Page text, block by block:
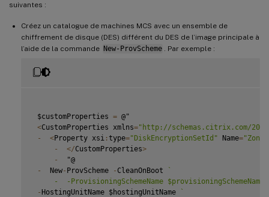
suivantes :
Créez un catalogue de machines MCS avec un ensemble de
chiffrement de disque (DES) différent du DES de l’image principale à
l’aide de la commande New-ProvScheme . Par exemple :
$customProperties = @"
<CustomProperties xmlns="http://schemas.citrix.com/
-
<Property xsi :type="DiskEncryptionSetId" Name=
-
</CustomProperties>
-
  "@
-
  New
- ProvScheme - CleanOnBoot
`
     -  -ProvisioningSchemeName $provisioningSchemeName
-HostingUnitName $hostingUnitName
`